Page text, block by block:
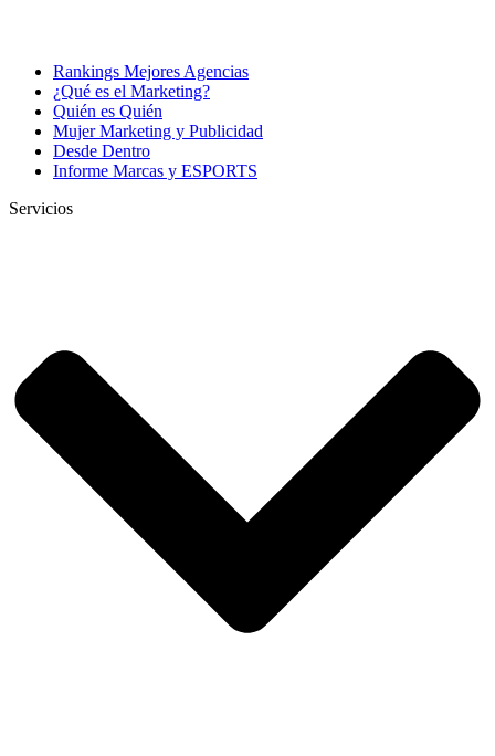
Rankings Mejores Agencias
¿Qué es el Marketing?
Quién es Quién
Mujer Marketing y Publicidad
Desde Dentro
Informe Marcas y ESPORTS
Servicios